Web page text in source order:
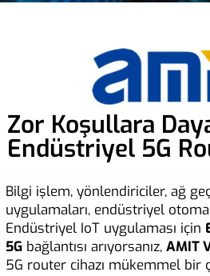
Zor Koşullara
Endüstriyel 5G
Bilgi işlem, yönlendiriciler, ağ
uygulamaları, endüstriyel
Endüstriyel IoT uygulaması için
5G bağlantısı arıyorsanız, AMIT
5G router cihazı mükemmel bir